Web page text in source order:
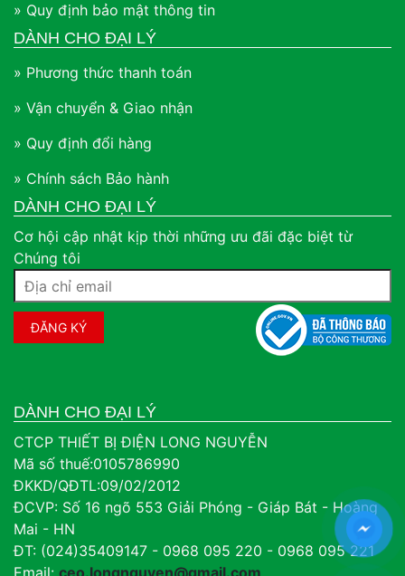
» Quy định bảo mật thông tin
DÀNH CHO ĐẠI LÝ
» Phương thức thanh toán
» Vận chuyển & Giao nhận
» Quy định đổi hàng
» Chính sách Bảo hành
DÀNH CHO ĐẠI LÝ
Cơ hội cập nhật kịp thời những ưu đãi đặc biệt từ
Chúng tôi
DÀNH CHO ĐẠI LÝ
CTCP THIẾT BỊ ĐIỆN LONG NGUYỄN
Mã số thuế:0105786990
ĐKKD/QĐTL:09/02/2012
ĐCVP: Số 16 ngõ 553 Giải Phóng - Giáp Bát - Hoàng
Mai - HN
ĐT: (024)35409147 - 0968 095 220 - 0968 095 221
Email: ceo.longnguyen@gmail.com